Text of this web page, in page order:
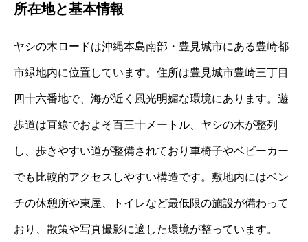
所在地と基本情報
ヤシの木ロードは沖縄本島南部・豊見城市にある豊崎都
市緑地内に位置しています。住所は豊見城市豊崎三丁目
四十六番地で、海が近く風光明媚な環境にあります。遊
歩道は直線でおよそ百三十メートル、ヤシの木が整列
し、歩きやすい道が整備されており車椅子やベビーカー
でも比較的アクセスしやすい構造です。敷地内にはベン
チの休憩所や東屋、トイレなど最低限の施設が備わって
おり、散策や写真撮影に適した環境が整っています。